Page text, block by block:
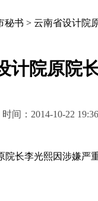
秘书 > 云南省设计院
计院原院
时间：2014-10-22
长李光熙因涉嫌严